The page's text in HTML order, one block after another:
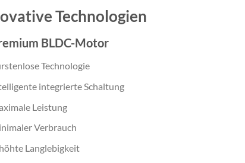
Technologien
BLDC-Motor
Technologie
integrierte Schaltung
Leistung
Verbrauch
Langlebigkeit